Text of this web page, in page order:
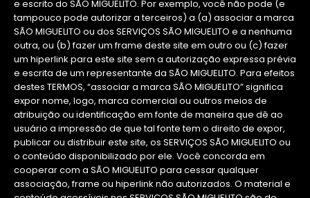
e escrito do SÃO MIGUELITO. Por exemplo, você não pode (e
tampouco pode autorizar a terceiros) a (a) associar a marca
SÃO MIGUELITO ou dos SERVIÇOS SÃO MIGUELITO e a nenhuma
outra, ou (b) fazer um frame deste site em outro ou (c) fazer
um hiperlink para este site sem a autorização expressa prévia
e escrita de um representante da SÃO MIGUELITO. Para efeitos
destes TERMOS, “associar a marca SÃO MIGUELITO” significa
expor nome, logo, marca comercial ou outros meios de
atribuição ou identificação em fonte de maneira que dê ao
usuário a impressão de que tal fonte tem o direito de expor,
publicar ou distribuir este site, os SERVIÇOS SÃO MIGUELITO ou
o conteúdo disponibilizado por ele. Você concorda em
cooperar com a SÃO MIGUELITO para cessar qualquer
associação, frame ou hiperlink não autorizados. O material e